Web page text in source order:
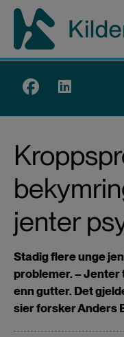
Hopp
hovedinnhold
jenter
Stadig flere unge
problemer. –
enn gutter. Det
sier forsker Anders